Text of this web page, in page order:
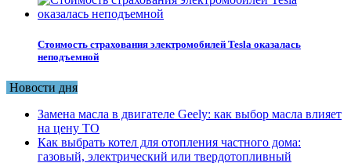
Стоимость страхования электромобилей Tesla оказалась
неподъемной
Новости дня
Замена масла в двигателе Geely: как выбор масла влияет
на цену ТО
Как выбрать котел для отопления частного дома:
газовый, электрический или твердотопливный